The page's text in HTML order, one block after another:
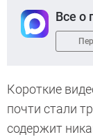
Все о
Короткие
почти стали
содержит